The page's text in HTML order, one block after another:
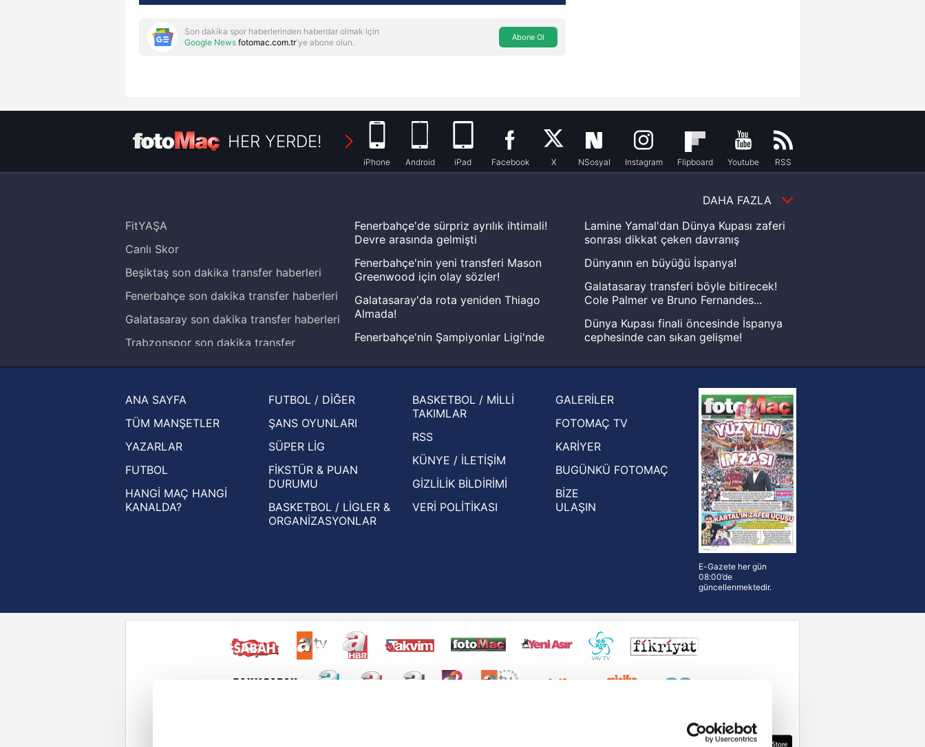
Reddet
Son dakika spor haberlerinden haberdar olmak için
Google News fotomac.com.tr'ye abone olun. Abone Ol
HER YERDE!
iPhone Android iPad Facebook X NSosyal Instagram Flipboard Youtube RSS
DAHA FAZLA
FitYAŞA
Canlı Skor
Beşiktaş son dakika transfer haberleri
Fenerbahçe son dakika transfer haberleri
Galatasaray son dakika transfer haberleri
Trabzonspor son dakika transfer
Ziraat Türkiye Kupası haberleri
UEFA Şampiyonlar Ligi haberleri
UEFA Avrupa Ligi haberleri
UEFA Konferans Ligi haberleri
Fenerbahçe'de sürpriz ayrılık ihtimali!
Devre arasında gelmişti
Fenerbahçe'nin yeni transferi Mason
Greenwood için olay sözler!
Galatasaray'da rota yeniden Thiago
Almada!
Fenerbahçe'nin Şampiyonlar Ligi'nde
Zabrze'yi elerlerse...
basından gündem olan manşetler!
Beşiktaş'ın UEFA Avrupa Ligi'nde 3. Ön
Eleme Turu muhtemel rakipleri belli oldu!
Lamine Yamal'dan Dünya Kupası zaferi
sonrası dikkat çeken davranış
Dünyanın en büyüğü İspanya!
Galatasaray transferi böyle bitirecek!
Cole Palmer ve Bruno Fernandes...
Dünya Kupası finali öncesinde İspanya
cephesinde can sıkan gelişme!
Hernan Crespo, Meksika Ligi
ekiplerinden Atlas'ın yeni teknik direktörü
oldu
ANA SAYFA
TÜM MANŞETLER
YAZARLAR
FUTBOL
HANGİ MAÇ HANGİ
KANALDA?
FUTBOL / DİĞER
ŞANS OYUNLARI
SÜPER LİG
FİKSTÜR & PUAN
DURUMU
BASKETBOL / LİGLER &
ORGANİZASYONLAR
BASKETBOL / MİLLİ
TAKIMLAR
RSS
KÜNYE / İLETİŞİM
GİZLİLİK BİLDİRİMİ
VERİ POLİTİKASI
GALERİLER
FOTOMAÇ TV
KARİYER
BUGÜNKÜ FOTOMAÇ
BİZE
ULAŞIN
E-Gazete her gün
08:00’de
güncellenmektedir.